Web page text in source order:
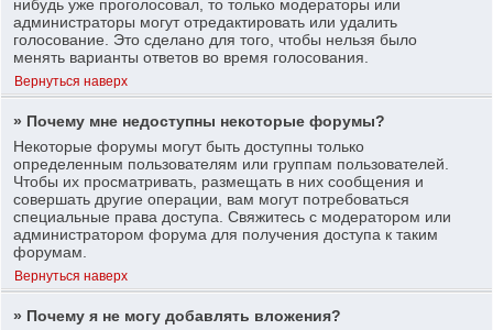
нибудь уже проголосовал, то только модераторы или
администраторы могут отредактировать или удалить
голосование. Это сделано для того, чтобы нельзя было
менять варианты ответов во время голосования.
Вернуться наверх
» Почему мне недоступны некоторые форумы?
Некоторые форумы могут быть доступны только
определенным пользователям или группам пользователей.
Чтобы их просматривать, размещать в них сообщения и
совершать другие операции, вам могут потребоваться
специальные права доступа. Свяжитесь с модератором или
администратором форума для получения доступа к таким
форумам.
Вернуться наверх
» Почему я не могу добавлять вложения?